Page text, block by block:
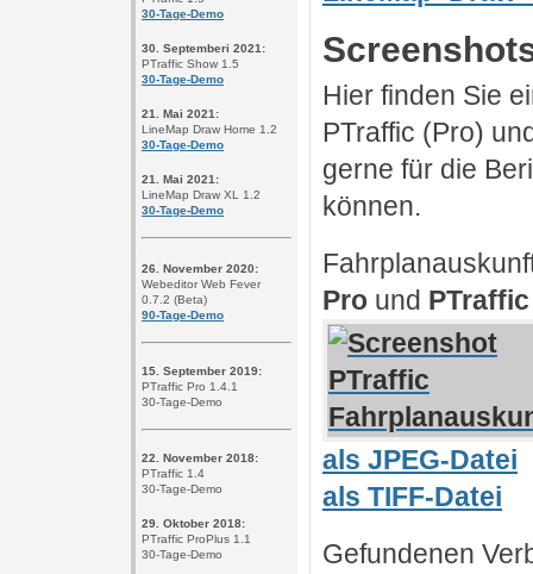
30-Tage-Demo
30. Septemberi 2021:
PTraffic Show 1.5
30-Tage-Demo
21. Mai 2021:
LineMap Draw Home 1.2
30-Tage-Demo
21. Mai 2021:
LineMap Draw XL 1.2
30-Tage-Demo
26. November 2020:
Webeditor Web Fever
0.7.2 (Beta)
90-Tage-Demo
15. September 2019:
PTraffic Pro 1.4.1
30-Tage-Demo
22. November 2018:
PTraffic 1.4
30-Tage-Demo
29. Oktober 2018:
PTraffic ProPlus 1.1
30-Tage-Demo
Hier finden Sie
PTraffic (Pro)
gerne für die
können.
Pro und
als JPEG-Datei
als TIFF-Datei
Gefundenen